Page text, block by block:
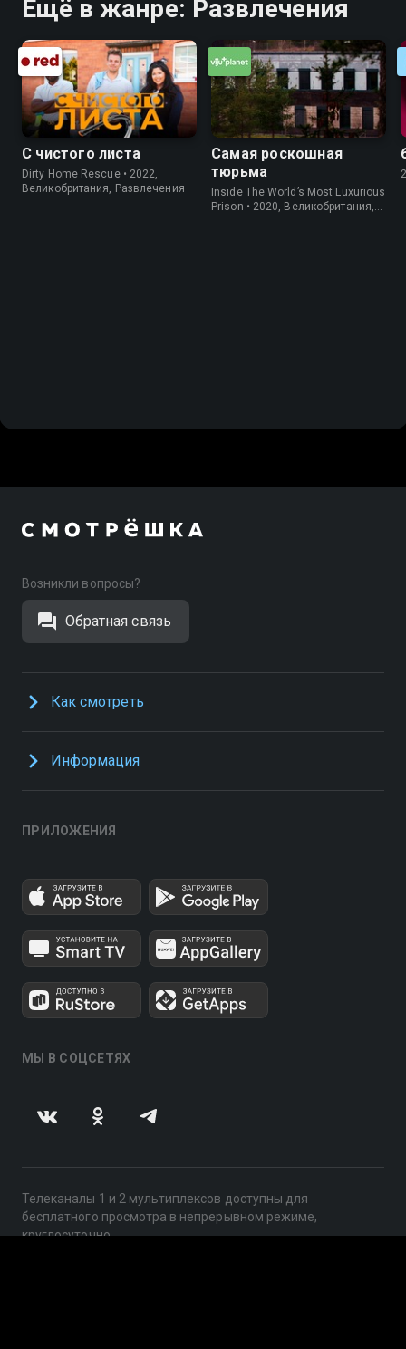
Ещё в жанре: Развлечения
С чистого листа
Dirty Home Rescue • 2022,
Великобритания, Развлечения
Самая роскошная
тюрьма
Inside The World’s Most Luxurious
Prison • 2020, Великобритания,
Возникли вопросы?
Обратная связь
Как смотреть
Информация
ПРИЛОЖЕНИЯ
МЫ В СОЦСЕТЯХ
Телеканалы 1 и 2 мультиплексов доступны для
бесплатного просмотра в непрерывном режиме,
круглосуточно.